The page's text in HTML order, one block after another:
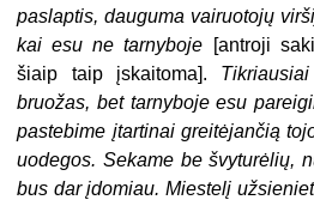
paslaptis, dauguma vairuotojų
kai esu ne tarnyboje [antroji
šiaip taip įskaitoma].
bruožas, bet tarnyboje esu
pastebime įtartinai greitėjančią
uodegos. Sekame be švyturėlių,
bus dar įdomiau. Miestelį